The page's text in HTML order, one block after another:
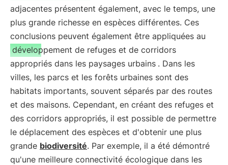
adjacentes présentent également, avec le temps, une
plus grande richesse en espèces différentes. Ces
conclusions peuvent également être appliquées au
développement de refuges et de corridors
appropriés dans les paysages urbains . Dans les
villes, les parcs et les forêts urbaines sont des
habitats importants, souvent séparés par des routes
et des maisons. Cependant, en créant des refuges et
des corridors appropriés, il est possible de permettre
le déplacement des espèces et d'obtenir une plus
grande biodiversité. Par exemple, il a été démontré
qu'une meilleure connectivité écologique dans les